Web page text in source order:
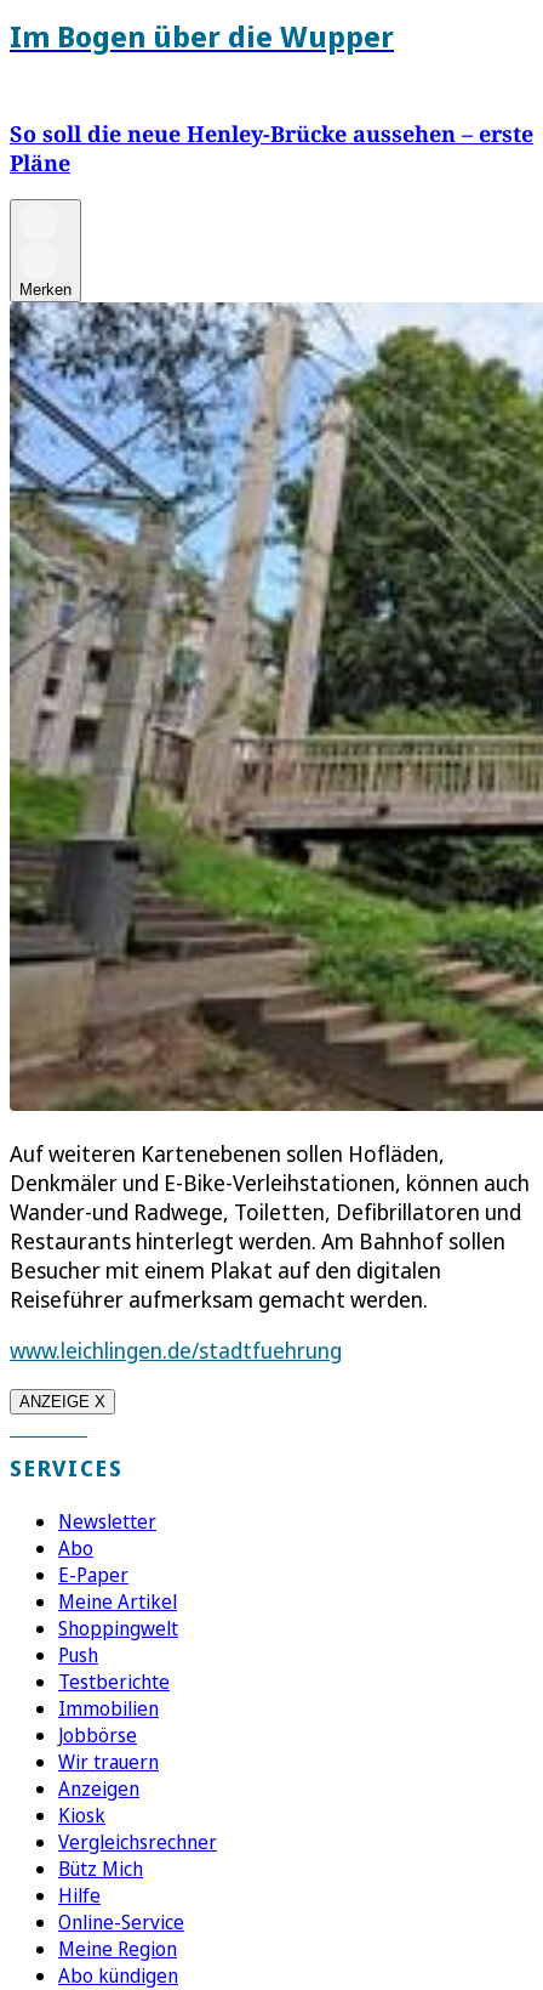
Im Bogen über die Wupper
So soll die neue Henley-Brücke aussehen – erste
Pläne
Merken
Auf weiteren Kartenebenen sollen Hofläden,
Denkmäler und E-Bike-Verleihstationen, können auch
Wander-und Radwege, Toiletten, Defibrillatoren und
Restaurants hinterlegt werden. Am Bahnhof sollen
Besucher mit einem Plakat auf den digitalen
Reiseführer aufmerksam gemacht werden.
www.leichlingen.de/stadtfuehrung
ANZEIGE X
SERVICES
Newsletter
Abo
E-Paper
Meine Artikel
Shoppingwelt
Push
Testberichte
Immobilien
Jobbörse
Wir trauern
Anzeigen
Kiosk
Vergleichsrechner
Bütz Mich
Hilfe
Online-Service
Meine Region
Abo kündigen